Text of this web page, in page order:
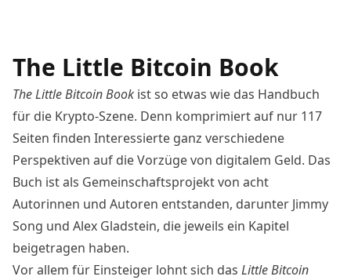
The Little Bitcoin Book
The Little Bitcoin Book ist so etwas wie das Handbuch
für die Krypto-Szene. Denn komprimiert auf nur 117
Seiten finden Interessierte ganz verschiedene
Perspektiven auf die Vorzüge von digitalem Geld. Das
Buch ist als Gemeinschaftsprojekt von acht
Autorinnen und Autoren entstanden, darunter Jimmy
Song und Alex Gladstein, die jeweils ein Kapitel
beigetragen haben.
Vor allem für Einsteiger lohnt sich das Little Bitcoin